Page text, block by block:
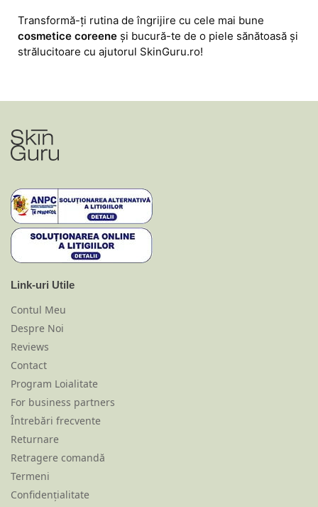
cosmetice coreene și bucură-te de o piele sănătoasă și
strălucitoare cu ajutorul SkinGuru.ro!
Link-uri Utile
Contul Meu
Despre Noi
Reviews
Contact
Program Loialitate
For business partners
Întrebări frecvente
Returnare
Retragere comandă
Termeni
Confidențialitate